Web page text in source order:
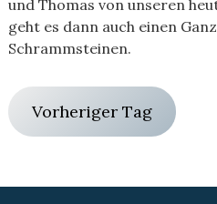
und Thomas von unseren
geht es dann auch einen
Schrammsteinen.
Vorheriger Tag